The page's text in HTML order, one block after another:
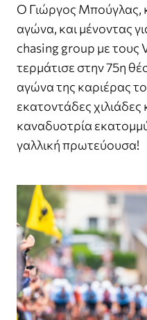
Ο Γιώργος Μπούγλας,
αγώνα, και μένοντας
chasing group με τους
τερμάτισε στην 75η
αγώνα της καριέρας
εκατοντάδες
καναδυοτρία
γαλλική πρωτεύουσα!